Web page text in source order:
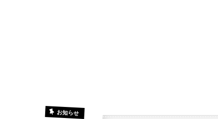
お知らせ